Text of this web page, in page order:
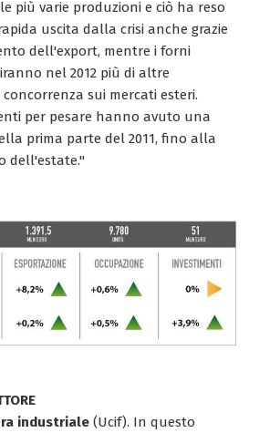
più varie produzioni e ciò ha reso
uscita dalla crisi anche grazie
dell'export, mentre i forni
nel 2012 più di altre
sui mercati esteri.
per pesare hanno avuto una
prima parte del 2011, fino alla
dell'estate."
industriale (Ucif). In questo